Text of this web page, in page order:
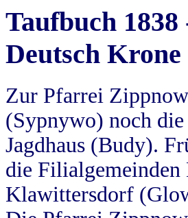
Taufbuch
Deutsch Krone
Zur Pfarrei
(Sypnywo) noch
Jagdhaus (Budy).
die
Klawittersdorf